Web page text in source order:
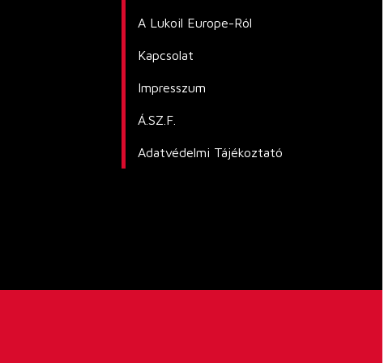
A Lukoil Europe-Ról
Kapcsolat
Impresszum
Á.SZ.F.
Adatvédelmi Tájékoztató